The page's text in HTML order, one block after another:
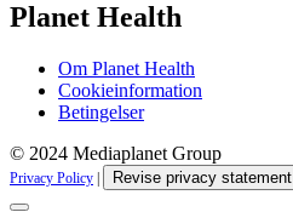
Planet Health
Om Planet Health
Cookieinformation
Betingelser
© 2024 Mediaplanet Group
Privacy Policy Revise privacy statement